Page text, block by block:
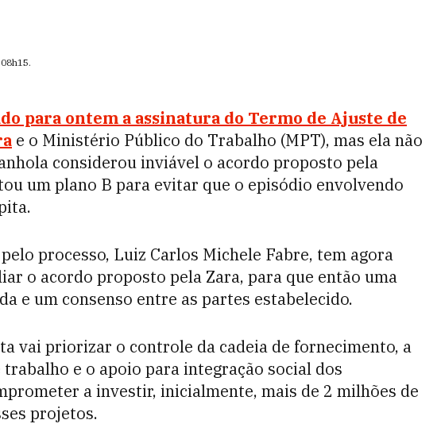
08h15.
para ontem a assinatura do Termo de Ajuste de
e o Ministério Público do Trabalho (MPT), mas ela não
considerou inviável o acordo proposto pela
um plano B para evitar que o episódio envolvendo
processo, Luiz Carlos Michele Fabre, tem agora
o acordo proposto pela Zara, para que então uma
e um consenso entre as partes estabelecido.
vai priorizar o controle da cadeia de fornecimento, a
e o apoio para integração social dos
a investir, inicialmente, mais de 2 milhões de
projetos.